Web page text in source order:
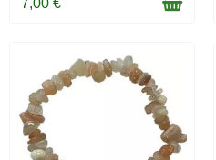
7,00 €